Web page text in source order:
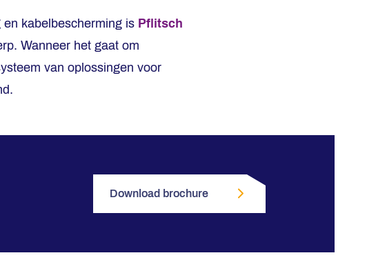
kabelbescherming is Pflitsch
Wanneer het gaat om
van oplossingen voor
Download brochure